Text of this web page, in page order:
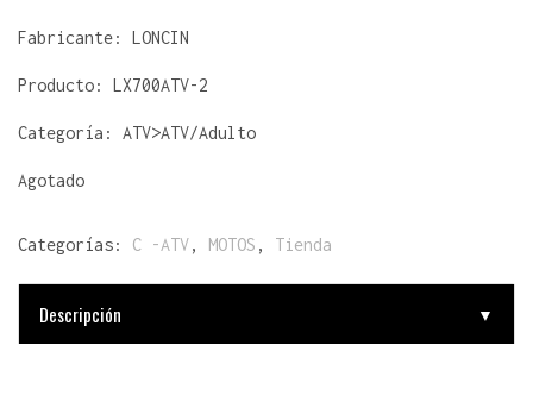
Fabricante: LONCIN
Producto: LX700ATV-2
Categoría: ATV>ATV/Adulto
Agotado
Categorías: C -ATV, MOTOS , Tienda
Descripción ▼